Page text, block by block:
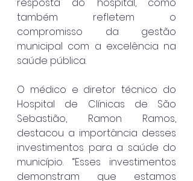
resposta do hospital, como
também refletem o
compromisso da gestão
municipal com a excelência na
saúde pública.
O médico e diretor técnico do
Hospital de Clínicas de São
Sebastião, Ramon Ramos,
destacou a importância desses
investimentos para a saúde do
município. “Esses investimentos
demonstram que estamos